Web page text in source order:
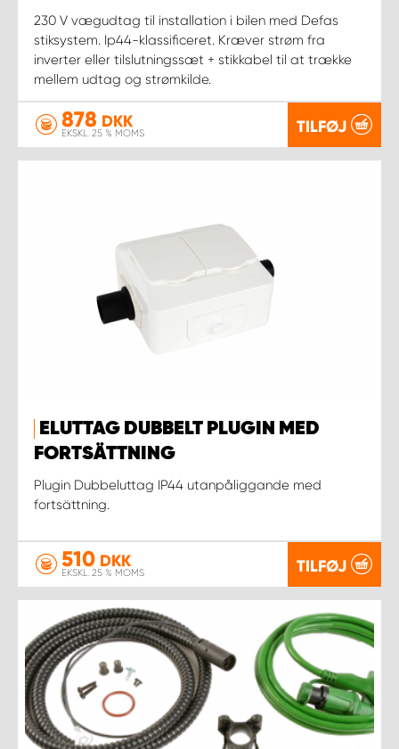
230 V vægudtag til installation i bilen med Defas
stiksystem. Ip44-klassificeret. Kræver strøm fra
inverter eller tilslutningssæt + stikkabel til at trække
mellem udtag og strømkilde.
878 DKK
EKSKL. 25 % MOMS TILFØJ
ELUTTAG DUBBELT PLUGIN MED
FORTSÄTTNING
Plugin Dubbeluttag IP44 utanpåliggande med
fortsättning.
510 DKK
EKSKL. 25 % MOMS TILFØJ